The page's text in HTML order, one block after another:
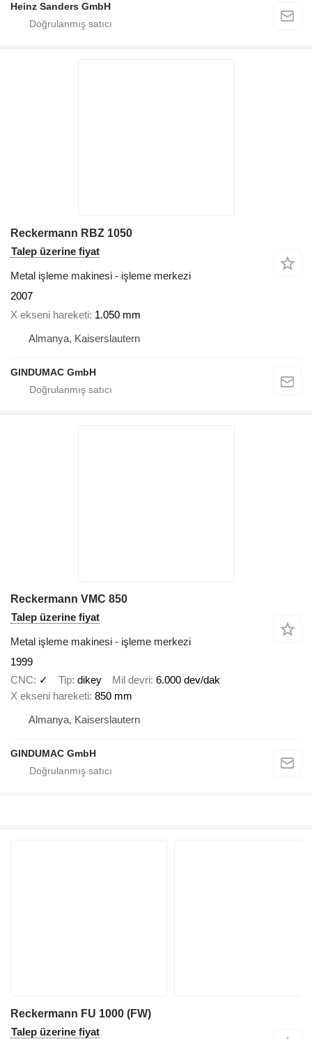
Heinz Sanders GmbH
Reckermann RBZ 1050
Talep üzerine fiyat
Metal işleme makinesi - işleme merkezi
2007
X ekseni hareketi 1.050 mm
Almanya, Kaiserslautern
GINDUMAC GmbH
Reckermann VMC 850
Talep üzerine fiyat
Metal işleme makinesi - işleme merkezi
1999
CNC
✓ Tip dikey Mil devri 6.000 dev/dak
X ekseni hareketi 850 mm
Almanya, Kaiserslautern
GINDUMAC GmbH
Reckermann FU 1000 (FW)
Talep üzerine fiyat